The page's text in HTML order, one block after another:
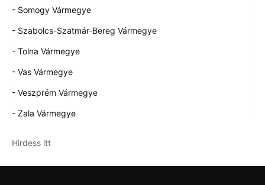
- Somogy Vármegye
- Szabolcs-Szatmár-Bereg Vármegye
- Tolna Vármegye
- Vas Vármegye
- Veszprém Vármegye
- Zala Vármegye
Hirdess itt